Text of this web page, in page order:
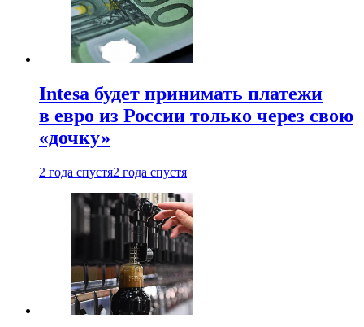
Intesa будет принимать платежи
в евро из России только через свою
«дочку»
2 года спустя2 года спустя